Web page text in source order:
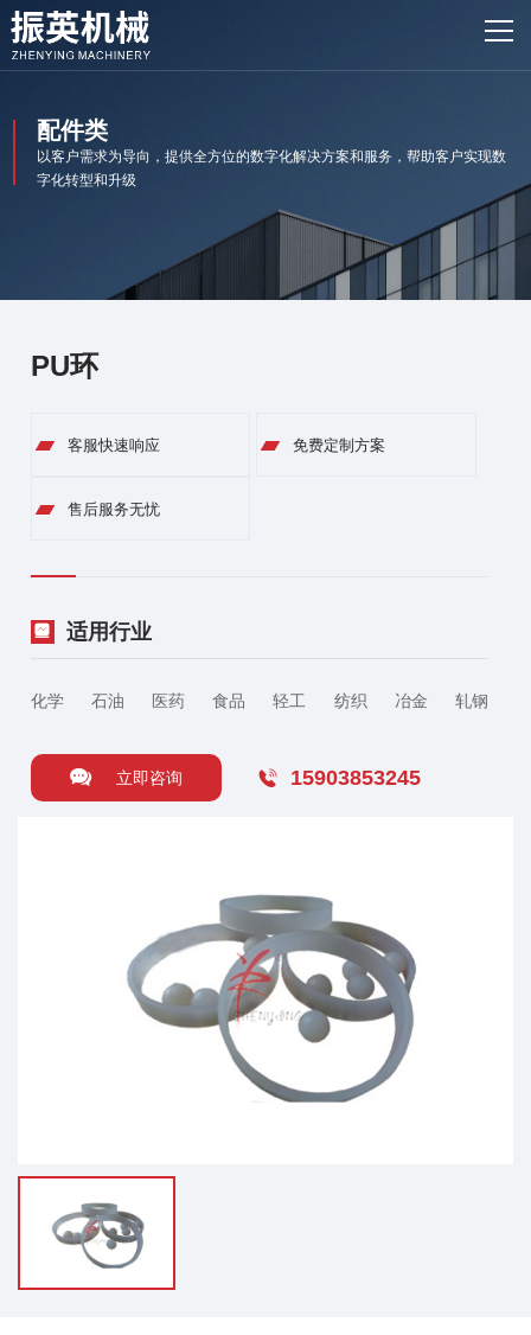
网站首页
客户案例
配件类
以客户需求为导向，提供全方位的数字化解决方案和服务，帮助客户实现数
字化转型和升级
PU环
客服快速响应 免费定制方案
售后服务无忧
适用行业
化学 石油 医药 食品 轻工 纺织 冶金 轧钢
立即咨询 15903853245